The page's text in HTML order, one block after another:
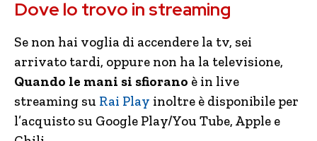
Dove lo trovo in streaming
Se non hai voglia di accendere la tv, sei
arrivato tardi, oppure non ha la televisione,
Quando le mani si sfiorano è in live
streaming su Rai Play inoltre è disponibile per
l’acquisto su Google Play/You Tube, Apple e